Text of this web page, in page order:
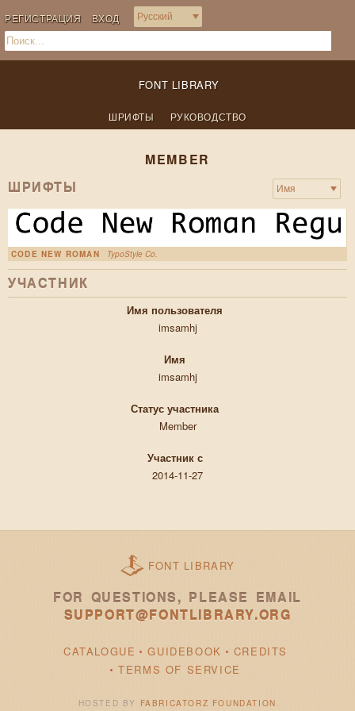
РЕГИСТРАЦИЯ ВХОД
FONT LIBRARY
ШРИФТЫ РУКОВОДСТВО
MEMBER
ШРИФТЫ
CODE NEW ROMAN TypoStyle Co.
УЧАСТНИК
Имя пользователя
imsamhj
Имя
imsamhj
Статус участника
Member
Участник с
2014-11-27
FONT LIBRARY
FOR QUESTIONS, PLEASE EMAIL
SUPPORT@FONTLIBRARY.ORG
CATALOGUE GUIDEBOOK
CREDITS
TERMS OF SERVICE
HOSTED BY FABRICATORZ FOUNDATION .